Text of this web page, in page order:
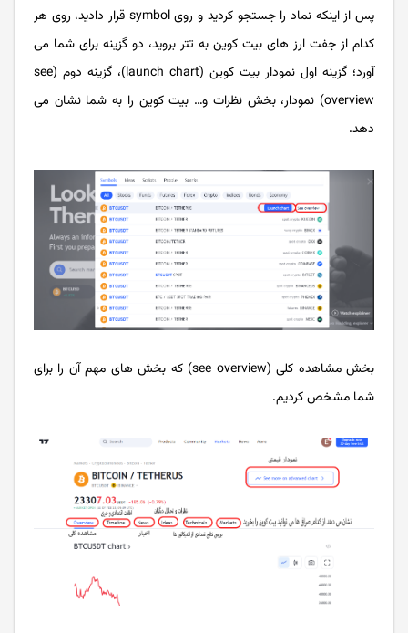
پس از اینکه نماد را جستجو کردید و روی symbol قرار دادید، روی هر
کدام از جفت ارز های بیت کوین به تتر بروید، دو گزینه برای شما می
آورد؛ گزینه اول نمودار بیت کوین (launch chart)، گزینه دوم (see
overview) نمودار، بخش نظرات و… بیت کوین را به شما نشان می
دهد.
بخش مشاهده کلی (see overview) که بخش های مهم آن را برای
شما مشخص کردیم.